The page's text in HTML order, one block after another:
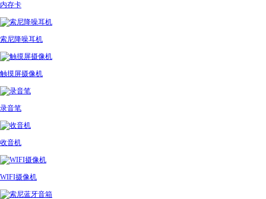
内存卡
索尼降噪耳机
触摸屏摄像机
录音笔
收音机
WIFI摄像机